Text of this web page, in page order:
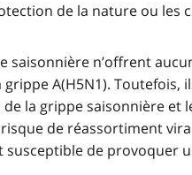
de la nature ou les
saisonnière n’offrent
grippe A(H5N1).
la grippe saisonnière et
risque de réassortiment
susceptible de provoquer